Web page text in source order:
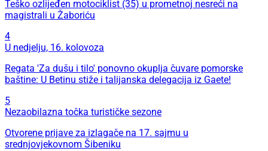
Teško ozlijeđen motociklist (35) u prometnoj nesreći na
magistrali u Žaboriću
4
U nedjelju, 16. kolovoza
Regata 'Za dušu i tilo' ponovno okuplja čuvare pomorske
baštine: U Betinu stiže i talijanska delegacija iz Gaete!
5
Nezaobilazna točka turističke sezone
Otvorene prijave za izlagače na 17. sajmu u
srednjovjekovnom Šibeniku